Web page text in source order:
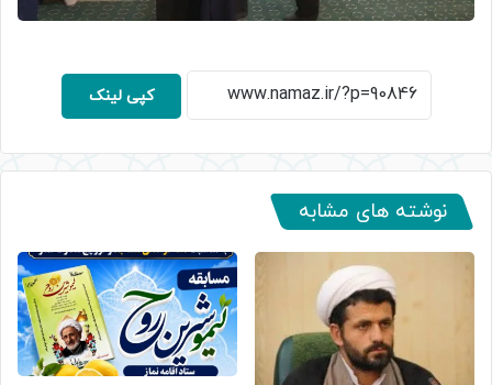
کپی لینک
نوشته های مشابه